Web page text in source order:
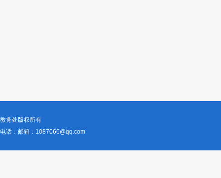
教务处版权所有
电话： 邮箱：1087066@qq.com